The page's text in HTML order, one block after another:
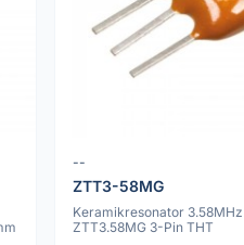
--
ZTT3-58MG
Keramikresonator 3.58MHz
ZTT3.58MG 3-Pin THT